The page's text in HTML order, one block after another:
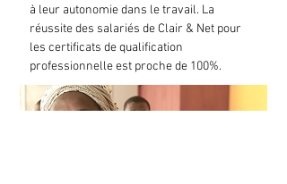
à leur autonomie dans le travail. La
réussite des salariés de Clair & Net pour
les certificats de qualification
professionnelle est proche de 100%.